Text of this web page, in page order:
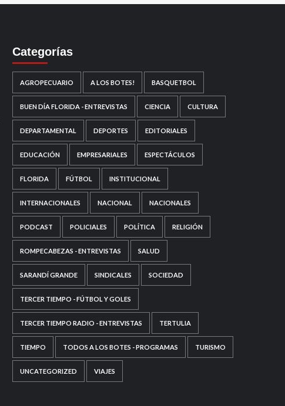
Categorías
AGROPECUARIO A LOS BOTES! BASQUETBOL
BUEN DÍA FLORIDA - ENTREVISTAS CIENCIA CULTURA
DEPARTAMENTAL DEPORTES EDITORIALES
EDUCACIÓN EMPRESARIALES ESPECTÁCULOS
FLORIDA FÚTBOL INSTITUCIONAL
INTERNACIONALES NACIONAL NACIONALES
PODCAST POLICIALES POLÍTICA RELIGIÓN
ROMPECABEZAS - ENTREVISTAS SALUD
SARANDÍ GRANDE SINDICALES SOCIEDAD
TERCER TIEMPO - FÚTBOL Y GOLES
TERCER TIEMPO RADIO - ENTREVISTAS TERTULIA
TIEMPO TODOS A LOS BOTES - PROGRAMAS TURISMO
UNCATEGORIZED VIAJES